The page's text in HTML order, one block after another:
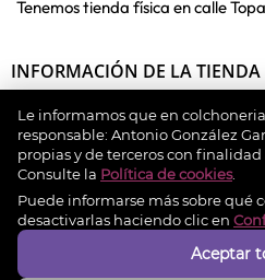
Tenemos tienda física encalle
INFORMACIÓN DE LA TIENDA
INFORMACIÓN
MI CUENTA
Le informamos que en
responsable: Antonio González
propias y de terceros con
Consulte la Política de cookies.
Puede informarse más sobre qué
desactivarlas haciendo clic en
Aceptar